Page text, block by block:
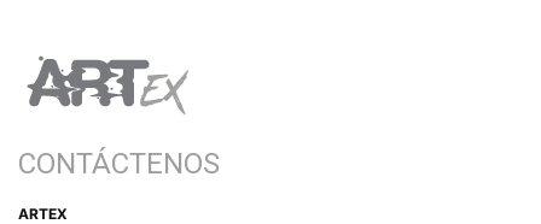
CONTÁCTENOS
ARTEX